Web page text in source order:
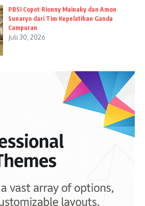
PBSI Copot Rionny Mainaky dan Amon
Sunaryo dari Tim Kepelatihan Ganda
Campuran
Juli 30, 2026